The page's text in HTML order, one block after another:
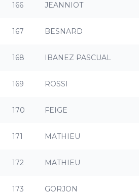
166 JEANNIOT
167 BESNARD
168 IBANEZ PASCUAL
169 ROSSI
170 FEIGE
171 MATHIEU
172 MATHIEU
173 GORJON